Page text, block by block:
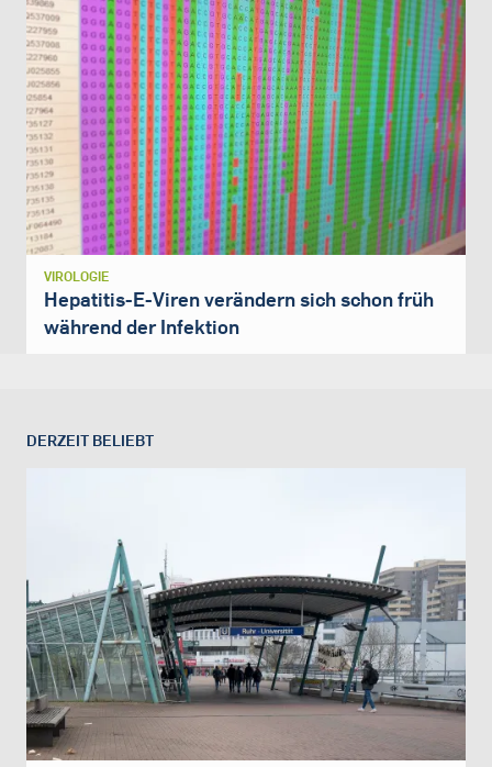
VIROLOGIE
Hepatitis-E-Viren verändern sich schon früh
während der Infektion
DERZEIT BELIEBT